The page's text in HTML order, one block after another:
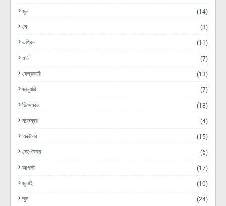
জুন (14)
মে (3)
এপ্রিল (11)
মার্চ (7)
ফেব্রুয়ারি (13)
জানুয়ারি (7)
ডিসেম্বর (18)
নভেম্বর (4)
অক্টোবর (15)
সেপ্টেম্বর (6)
আগস্ট (17)
জুলাই (10)
জুন (24)